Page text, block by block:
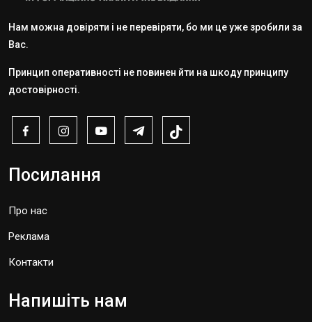
Нам можна довіряти і не перевіряти, бо ми це уже зробили за
Вас.
Принцип оперативності не повинен йти на шкоду принципу
достовірності.
Посилання
Про нас
Реклама
Контакти
Напишіть нам